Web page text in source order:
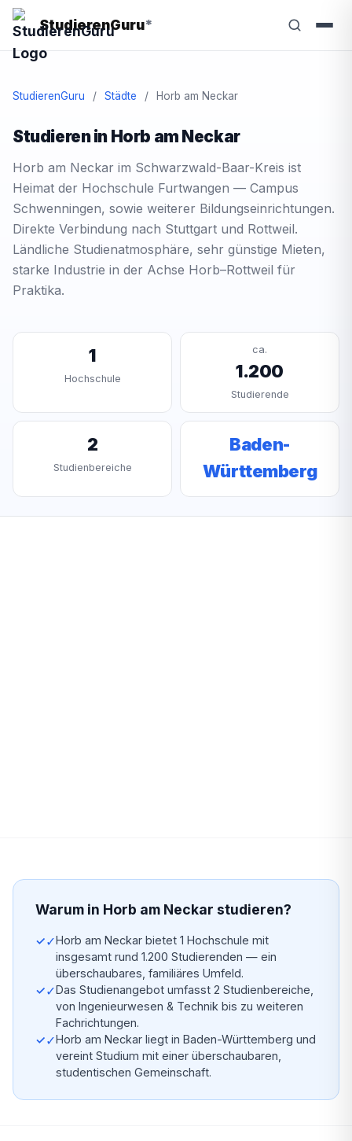
StudierenGuru*
StudierenGuru / Städte / Horb am Neckar
Studieren in Horb am Neckar
Horb am Neckar im Schwarzwald-Baar-Kreis ist
Heimat der Hochschule Furtwangen — Campus
Schwenningen, sowie weiterer Bildungseinrichtungen.
Direkte Verbindung nach Stuttgart und Rottweil.
Ländliche Studienatmosphäre, sehr günstige Mieten,
starke Industrie in der Achse Horb–Rottweil für
Praktika.
1
Hochschule
ca.
1.200
Studierende
2
Studienbereiche
Baden-
Württemberg
Warum in Horb am Neckar studieren?
✓Horb am Neckar bietet 1 Hochschule mit
insgesamt rund 1.200 Studierenden — ein
überschaubares, familiäres Umfeld.
✓Das Studienangebot umfasst 2 Studienbereiche,
von Ingenieurwesen & Technik bis zu weiteren
Fachrichtungen.
✓Horb am Neckar liegt in Baden-Württemberg und
vereint Studium mit einer überschaubaren,
studentischen Gemeinschaft.